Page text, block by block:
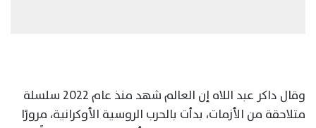
وقال داكر عبد اللاه إن العالم شهد منذ عام 2022 سلسلة
متلاحقة من الأزمات، بدأت بالحرب الروسية الأوكرانية، مرورًا